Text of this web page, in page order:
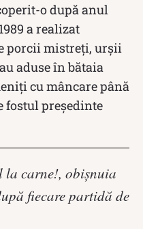
o după anul
a realizat
porcii mistreți, urșii
aduse în bătaia
cu mâncare până
fostul președinte
la carne!, obișnuia
fiecare partidă de